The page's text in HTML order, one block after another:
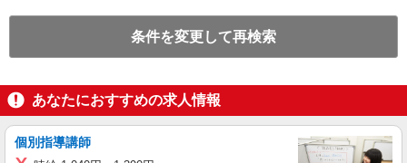
条件を変更して再検索
あなたにおすすめの求人情報
個別指導講師